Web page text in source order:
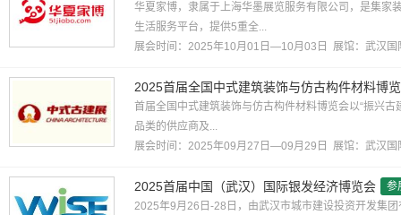
华夏家博，隶属于上海华墨展览服务有限公司，是集家
生活服务平台，提供5重全...
展会时间：2025年10月01日—10月03日 展馆： 武汉国
2025首届全国中式建筑装饰与仿古构件材料博
首届全国中式建筑装饰与仿古构件材料博览会以“振兴
品类的供应商及...
展会时间：2025年09月27日—09月29日 展馆： 武汉国
2025首届中国（武汉）国际银发经济博览会
参
2025年9月26日-28日，由武汉市城市建设投资开发集